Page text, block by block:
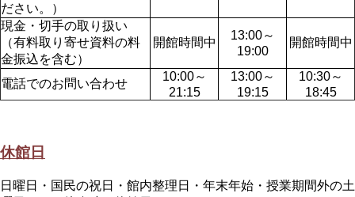
ださい。）
現金・切手の取り扱い
（有料取り寄せ資料の料
金振込を含む）
開館時間中
13:00～
19:00
開館時間中
電話でのお問い合わせ
10:00～
21:15
13:00～
19:15
10:30～
18:45
休館日
日曜日・国民の祝日・館内整理日・年末年始・授業期間外の土